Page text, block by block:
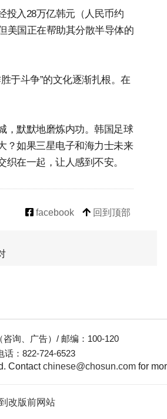
投入28万亿韩元（人民币约
美国正在帮助其分散半导体的
于斗争”的文化逐渐扎根。在
，默默地磨炼内功。韩国足球
？如果三星电子和海力士未来
在一起，让人感到不安。
facebook
回到顶部
询、广告）/ 邮编：100-120
话：822-724-6523
Contactchinese@chosun.comfor
改版前网站